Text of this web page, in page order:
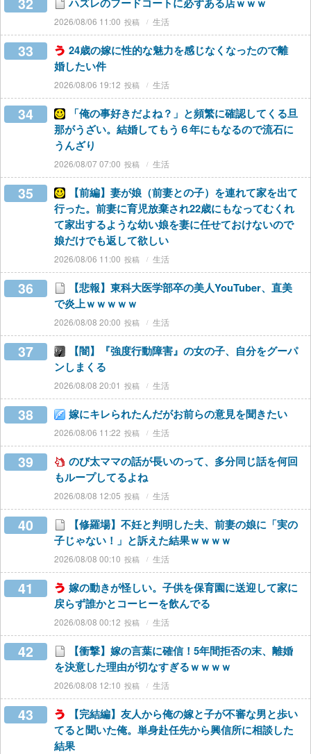
2026/08/06 11:00 生活
33
24歳の嫁に性的な魅力を感じなくなったので離
婚したい件
2026/08/06 19:12 生活
34
「俺の事好きだよね？」と頻繁に確認してくる旦
那がうざい。結婚してもう６年にもなるので流石に
うんざり
2026/08/07 07:00 生活
35
【前編】妻が娘（前妻との子）を連れて家を出て
行った。前妻に育児放棄され22歳にもなってむくれ
て家出するような幼い娘を妻に任せておけないので
娘だけでも返して欲しい
2026/08/06 11:00 生活
36
【悲報】東科大医学部卒の美人YouTuber、直美
で炎上ｗｗｗｗｗ
2026/08/08 20:00 生活
37
【闇】『強度行動障害』の女の子、自分をグーパ
ンしまくる
2026/08/08 20:01 生活
38 嫁にキレられたんだがお前らの意見を聞きたい
2026/08/06 11:22 生活
39
のび太ママの話が長いのって、多分同じ話を何回
もループしてるよね
2026/08/08 12:05 生活
40
【修羅場】不妊と判明した夫、前妻の娘に「実の
子じゃない！」と訴えた結果ｗｗｗｗ
2026/08/08 00:10 生活
41
嫁の動きが怪しい。子供を保育園に送迎して家に
戻らず誰かとコーヒーを飲んでる
2026/08/08 00:12 生活
42
【衝撃】嫁の言葉に確信！5年間拒否の末、離婚
を決意した理由が切なすぎるｗｗｗｗ
2026/08/08 12:10 生活
43
【完結編】友人から俺の嫁と子が不審な男と歩い
てると聞いた俺。単身赴任先から興信所に相談した
結果